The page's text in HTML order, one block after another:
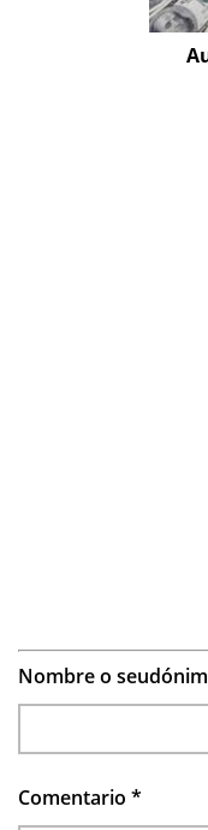
Nombre o
Comentario *